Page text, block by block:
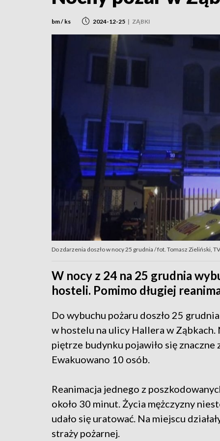
bm / ks 2024-12-25 | ZĄBKI
Do zdarzenia doszło w nocy 25 grudnia / fot. Tomasz Zieliński,
W nocy z 24 na 25 grudnia
hosteli. Pomimo długiej
Do wybuchu pożaru doszło 25
w hostelu na ulicy Hallera w Ząbkach.
piętrze budynku pojawiło się znaczne
Ewakuowano 10 osób.
Reanimacja jednego z
około 30 minut. Życia mężczyzny
udało się uratować. Na miejscu
straży pożarnej.